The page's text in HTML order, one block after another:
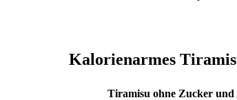
Kalorienarmes
Tiramisu ohne Zucker